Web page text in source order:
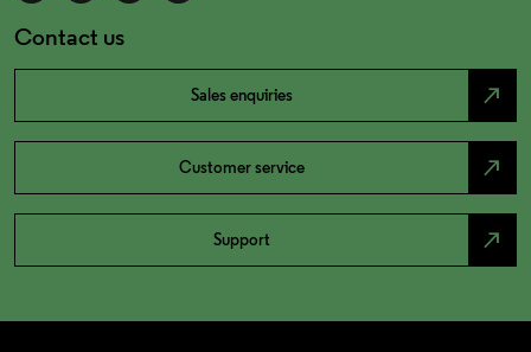
Contact us
Sales enquiries north_east
Customer service north_east
Support north_east